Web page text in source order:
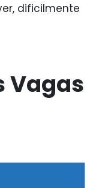
dificilmente
Vagas